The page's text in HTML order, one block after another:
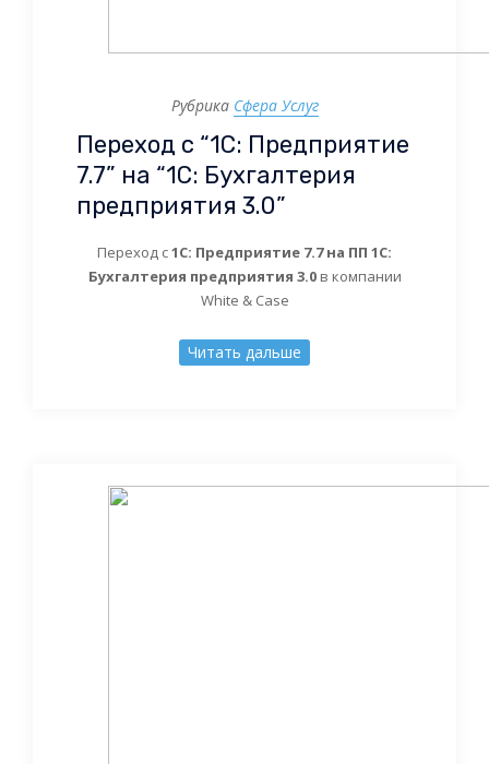
Рубрика Сфера Услуг
Переход с “1С: Предприятие
7.7” на “1С: Бухгалтерия
предприятия 3.0”
Переход с1С: Предприятие 7.7 на ПП 1С:
Бухгалтерия предприятия 3.0в компании
White & Case
Читать дальше